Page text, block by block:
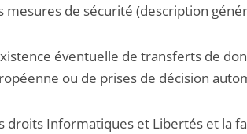
mesures de sécurité (description
éventuelle de transferts de
ou de prises de décision
droits Informatiques et Libertés et la